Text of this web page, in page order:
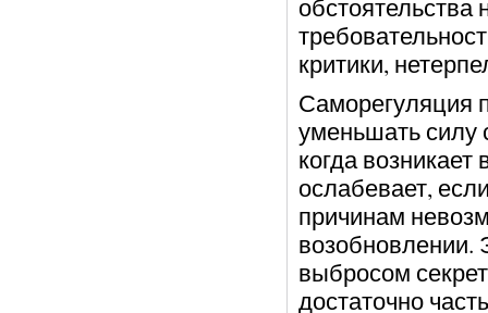
критики,
Саморегуляция
уменьшать силу
когда
ослабевает,
причинам
возобновлении.
выбросом
достаточно